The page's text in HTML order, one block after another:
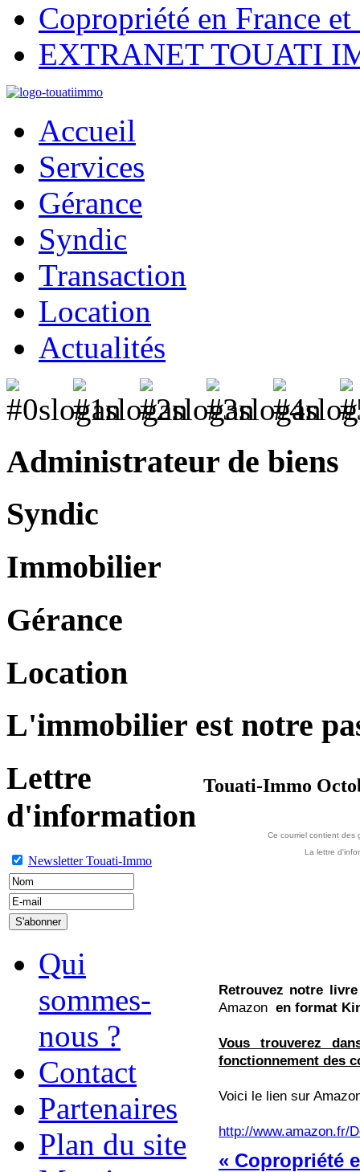
Copropriété en France
EXTRANET TOUATI
Accueil
Services
Gérance
Syndic
Transaction
Location
Actualités
Administrateur de biens
Syndic
Immobilier
Gérance
Location
L'immobilier est notre
Touati-Immo
Ce courriel contient
La lettre
Retrouvez notre
Amazon en format
Vous trouverez
fonctionnement des
Voici le lien sur
http://www.amazon.fr/
« Copropriété
Lettre
d'information
Newsletter Touati-Immo
Qui
sommes-
nous ?
Contact
Partenaires
Plan du site